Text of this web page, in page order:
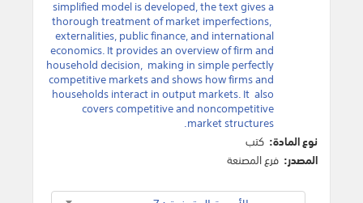
simplified model is developed, the text gives a
thorough treatment of market imperfections‎, ‎
externalities‎, ‎public finance‎, ‎and international
economics‎. ‎It provides an overview of firm and
household decision, ‎ making in simple perfectly
competitive markets and shows how firms and
households interact in output markets‎. ‎It ‎ also
covers competitive and noncompetitive
market structures‎.
نوع المادة: كتب
المصدر: فرع المصنعة